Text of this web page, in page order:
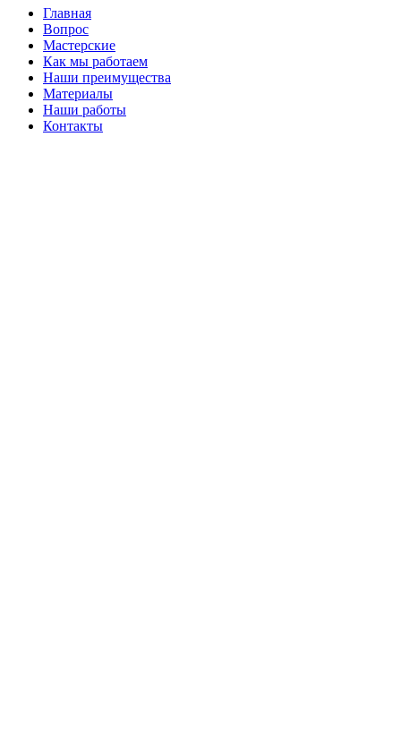
Главная
Вопрос
Мастерские
Как мы работаем
Наши преимущества
Материалы
Наши работы
Контакты